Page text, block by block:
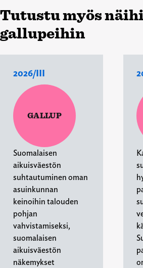
Tutustu myös
gallupeihin
2026/III
GALLUP
Suomalaisen
aikuisväestön
suhtautuminen oman
asuinkunnan
keinoihin talouden
pohjan
vahvistamiseksi,
suomalaisen
aikuisväestön
näkemykset